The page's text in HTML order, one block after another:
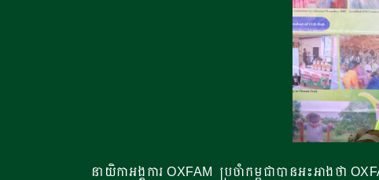
នាយិកាអង្គការ OXFAM ប្រចំាកម្ពុជាបានអះអាងថា